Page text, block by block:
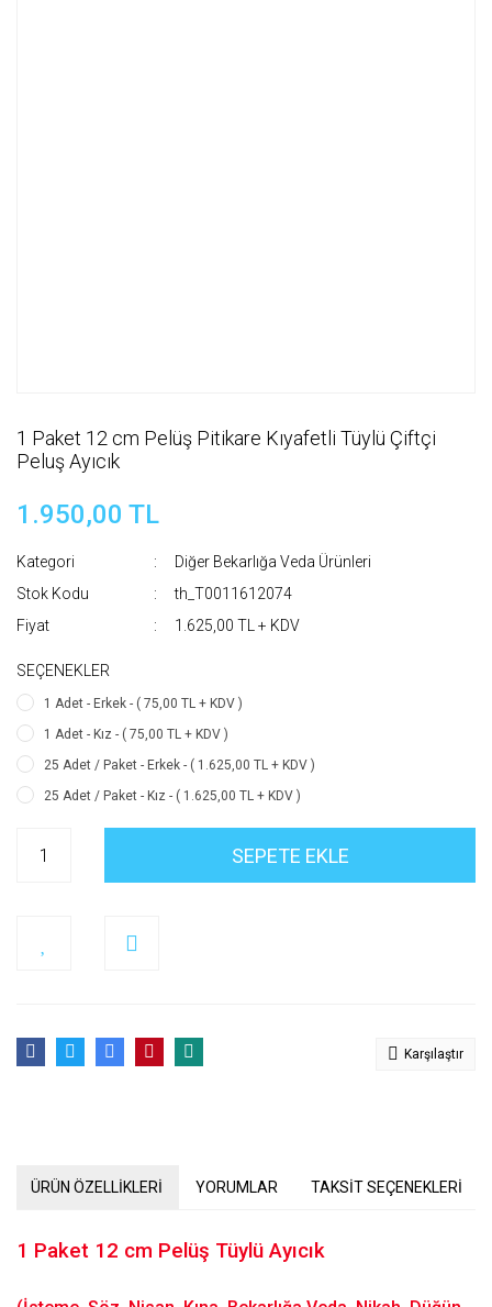
1 Paket 12 cm Pelüş Pitikare Kıyafetli Tüylü Çiftçi
Peluş Ayıcık
1.950,00 TL
Kategori
Diğer Bekarlığa Veda Ürünleri
Stok Kodu
th_T0011612074
Fiyat
1.625,00 TL + KDV
SEÇENEKLER
1 Adet - Erkek - ( 75,00 TL + KDV )
1 Adet - Kız - ( 75,00 TL + KDV )
25 Adet / Paket - Erkek - ( 1.625,00 TL + KDV )
25 Adet / Paket - Kız - ( 1.625,00 TL + KDV )
SEPETE EKLE
Karşılaştır
ÜRÜN ÖZELLİKLERİ YORUMLAR TAKSİT SEÇENEKLERİ
1 Paket 12 cm Pelüş Tüylü Ayıcık